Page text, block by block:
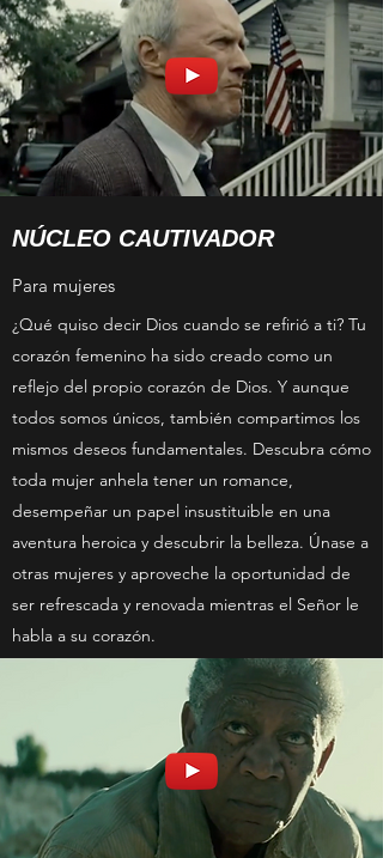
NÚCLEO CAUTIVADOR
Para mujeres
¿Qué quiso decir Dios cuando se refirió a ti? Tu
corazón femenino ha sido creado como un
reflejo del propio corazón de Dios. Y aunque
todos somos únicos, también compartimos los
mismos deseos fundamentales. Descubra cómo
toda mujer anhela tener un romance,
desempeñar un papel insustituible en una
aventura heroica y descubrir la belleza. Únase a
otras mujeres y aproveche la oportunidad de
ser refrescada y renovada mientras el Señor le
habla a su corazón.